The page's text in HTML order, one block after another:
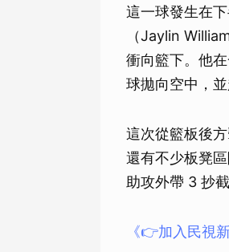
這一球發生在
（Jaylin
衝向籃下。他
球拋向空中，
這次從籃板後
還有不少板凳
助攻外帶 3 抄
《👉加入民視